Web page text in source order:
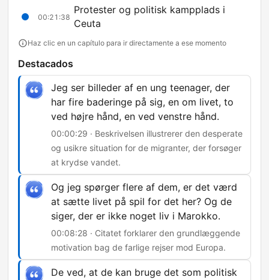
00:21:38
Protester og politisk kampplads i
Ceuta
Haz clic en un capítulo para ir directamente a ese momento
Destacados
Jeg ser billeder af en ung teenager, der
har fire baderinge på sig, en om livet, to
ved højre hånd, en ved venstre hånd.
00:00:29 · Beskrivelsen illustrerer den desperate
og usikre situation for de migranter, der forsøger
at krydse vandet.
Og jeg spørger flere af dem, er det værd
at sætte livet på spil for det her? Og de
siger, der er ikke noget liv i Marokko.
00:08:28 · Citatet forklarer den grundlæggende
motivation bag de farlige rejser mod Europa.
De ved, at de kan bruge det som politisk